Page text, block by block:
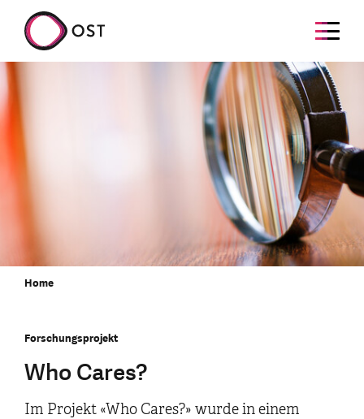
Home
Forschungsprojekt
Who Cares?
Im Projekt «Who Cares?» wurde in einem